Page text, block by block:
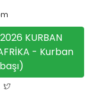
KURBAN
- Kurban